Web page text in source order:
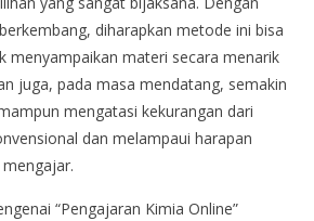
diharapkan metode ini bisa
menyampaikan materi secara menarik
juga, pada masa mendatang, semakin
mengatasi kekurangan dari
dan melampaui harapan
“Pengajaran Kimia Online”